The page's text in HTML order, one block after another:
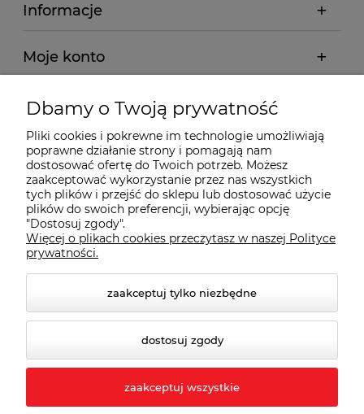
Informacje
Moje konto
Płatności i dostawa
Wybrane Kategorie
Wybrane Marki
Wiedza o BHP
Dbamy o Twoją prywatność
Pliki cookies i pokrewne im technologie umożliwiają
poprawne działanie strony i pomagają nam
dostosować ofertę do Twoich potrzeb. Możesz
zaakceptować wykorzystanie przez nas wszystkich
tych plików i przejść do sklepu lub dostosować użycie
plików do swoich preferencji, wybierając opcję
"Dostosuj zgody".
Więcej o plikach cookies przeczytasz w naszej Polityce
prywatności.
zaakceptuj tylko niezbędne
dostosuj zgody
zaakceptuj wszystkie